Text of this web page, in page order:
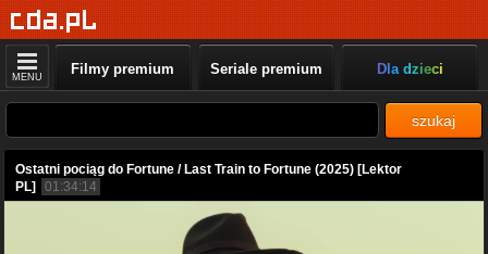
MENU Filmy premium Seriale premium Dla dzieci
szukaj
Ostatni pociąg do Fortune / Last Train to Fortune (2025) [Lektor
PL]
01:34:14